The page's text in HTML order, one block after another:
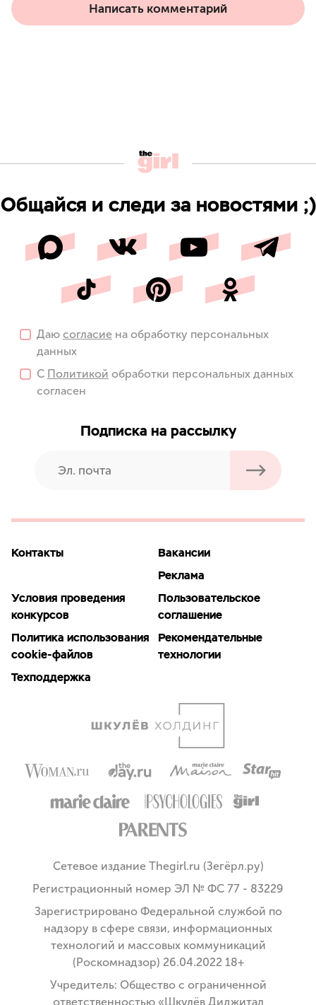
Написать комментарий
Общайся и следи за новостями ;)
Даю согласие на обработку персональных
данных
С Политикой обработки персональных данных
согласен
Подписка на рассылку
Контакты
Вакансии
Реклама
Условия проведения
конкурсов
Пользовательское
соглашение
Политика использования
cookie-файлов
Рекомендательные
технологии
Техподдержка
Сетевое издание Thegirl.ru (Зегёрл.ру)
Регистрационный номер ЭЛ № ФС 77 - 83229
Зарегистрировано Федеральной службой по
надзору в сфере связи, информационных
технологий и массовых коммуникаций
(Роскомнадзор) 26.04.2022 18+
Учредитель: Общество с ограниченной
ответственностью «Шкулёв Диджитал